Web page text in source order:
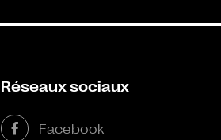
Réseaux sociaux
Facebook